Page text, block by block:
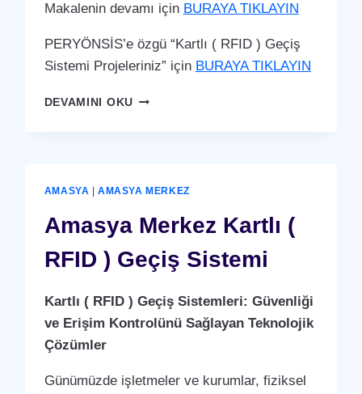
Makalenin devamı için BURAYA TIKLAYIN
PERYÖNSİS’e özgü “Kartlı ( RFID ) Geçiş
Sistemi Projeleriniz” için BURAYA TIKLAYIN
DEVAMINI OKUGÜMÜŞHACIKÖY
AMASYA |AMASYA MERKEZ
Amasya Merkez Kartlı (
RFID ) Geçiş Sistemi
Kartlı ( RFID ) Geçiş Sistemleri: Güvenliği
ve Erişim Kontrolünü Sağlayan Teknolojik
Çözümler
Günümüzde işletmeler ve kurumlar, fiziksel